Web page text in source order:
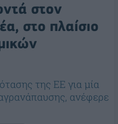
στον
στο πλαίσιο
της ΕΕ για μία
ανέφερε